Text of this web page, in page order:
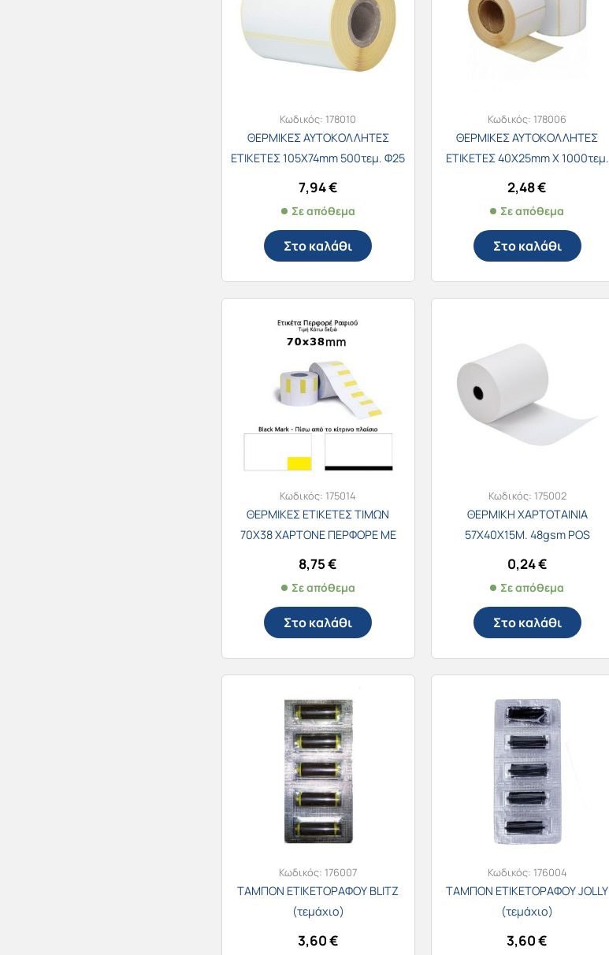
Κωδικός: 178010
ΘΕΡΜΙΚΕΣ ΑΥΤΟΚΟΛΛΗΤΕΣ
ΕΤΙΚΕΤΕΣ 105Χ74mm 500τεμ. Φ25
7,94€
Σε απόθεμα
Στο καλάθι
Κωδικός: 178006
ΘΕΡΜΙΚΕΣ ΑΥΤΟΚΟΛΛΗΤΕΣ
ΕΤΙΚΕΤΕΣ 40Χ25mm Χ 1000τεμ.
2,48€
Σε απόθεμα
Στο καλάθι
Κωδικός: 175014
ΘΕΡΜΙΚΕΣ ΕΤΙΚΕΤΕΣ ΤΙΜΩΝ
70Χ38 ΧΑΡΤΟΝΕ ΠΕΡΦΟΡΕ ΜΕ
500τεμ.
8,75€
Σε απόθεμα
Στο καλάθι
Κωδικός: 175002
ΘΕΡΜΙΚΗ ΧΑΡΤΟΤΑΙΝΙΑ
57Χ40Χ15Μ. 48gsm POS
0,24€
Σε απόθεμα
Στο καλάθι
Κωδικός: 176007
ΤΑΜΠΟΝ ΕΤΙΚΕΤΟΡΑΦΟΥ BLITZ
(τεμάχιο)
3,60€
Κωδικός: 176004
ΤΑΜΠΟΝ ΕΤΙΚΕΤΟΡΑΦΟΥ JOLLY
(τεμάχιο)
3,60€